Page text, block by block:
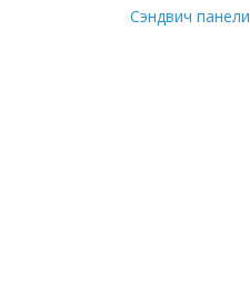
Сэндвич панели